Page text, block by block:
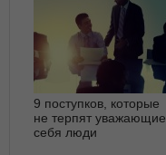
9 поступков, которые
не терпят уважающие
себя люди